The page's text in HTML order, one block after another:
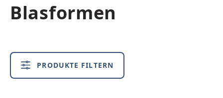
Blasformen
PRODUKTE FILTERN